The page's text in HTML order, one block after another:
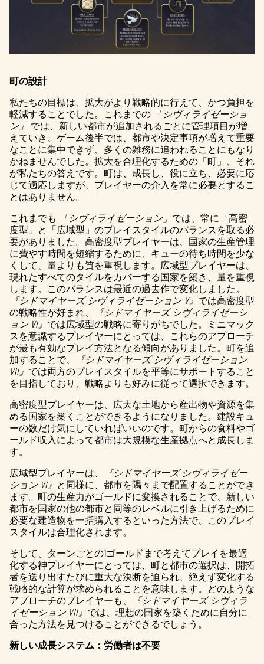
町の設計
私たちの目標は、拡大がより戦略的に行えて、かつ負担を
軽減することでした。これまでの
「シヴィライゼーショ
ン」
では、新しい都市が追加されるごとに管理項目が増
えていき、ゲーム後半では、都市や決定事項が増えて重要
なことに集中できず、多くの雑務に追われることにもなり
かねませんでした。拡大を合理化するための「町」、それ
が私たちの答えです。町は、成長し、役に立ち、必要に応
じて適応しますが、プレイヤーの介入を常に必要とするこ
とはありません。
これまでも
「シヴィライゼーション」 では、常に「高密
度型」と「広域型」のプレイスタイルのバランスを取る必
要がありました。高密度型プレイヤーは、国家の生産管理
に費やす時間を短縮するために、キューの待ち時間を少な
くして、量よりも質を重視します。広域型プレイヤーは、
現れたすべてのタイルをカバーする国家を築き、量を重視
します。このバランスは最近の過去作で変化しました。
『シドマイヤーズ シヴィライゼーション V』 では高密度型
の戦略性が好まれ、
『シドマイヤーズ シヴィライゼーシ
ョン VI』 では広域型の戦略に寄りがちでした。ミニマック
スを意識するプレイヤーにとっては、これらのアプローチ
が最も有効なプレイ方法となる傾向がありました。町を追
加することで、
『シドマイヤーズ シヴィライゼーション
VII』 では両方のプレイスタイルを平等にサポートすること
を目指しており、戦略よりも好みに従って選択できます。
高密度型プレイヤーは、広大な土地から産出物や資源を集
める国家を築くことができるようになりました。建設キュ
ーの数だけ気にしていればいいのです。町からの食料やゴ
ールド収入によって都市は大規模な生産拠点へと成長しま
す。
広域型プレイヤーは、
『シドマイヤーズ シヴィライゼー
ション VI』 と同様に、都市を隅々まで配置することができ
ます。町の生産力がゴールドに変換されることで、新しい
都市を国家の他の都市と同等のレベルに引き上げるために
必要な建造物を一括購入するといった方法で、このプレイ
スタイルは合理化されます。
そして、ターンごとの1ゴールドまで考えてプレイを最適
化する神プレイヤーにとっては、町と都市の選択は、開拓
者を送り出すたびに重大な決断を迫られ、絶えず変化する
戦略的な計算が求められることを意味します。どのような
アプローチのプレイヤーも、
『シドマイヤーズ シヴィラ
イゼーション VII』 では、理想の国家を築くために自分に
合った方法を見つけることができるでしょう。
新しい成長システム：労働者は不要